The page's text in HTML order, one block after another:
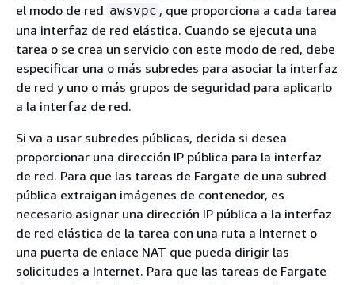
el modo de red awsvpc , que proporciona a cada tarea
una interfaz de red elástica. Cuando se ejecuta una
tarea o se crea un servicio con este modo de red, debe
especificar una o más subredes para asociar la interfaz
de red y uno o más grupos de seguridad para aplicarlo
a la interfaz de red.
Si va a usar subredes públicas, decida si desea
proporcionar una dirección IP pública para la interfaz
de red. Para que las tareas de Fargate de una subred
pública extraigan imágenes de contenedor, es
necesario asignar una dirección IP pública a la interfaz
de red elástica de la tarea con una ruta a Internet o
una puerta de enlace NAT que pueda dirigir las
solicitudes a Internet. Para que las tareas de Fargate